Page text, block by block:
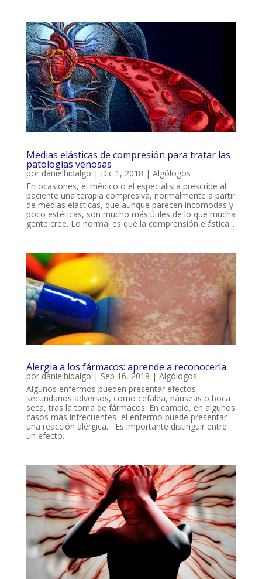
Medias elásticas de compresión para tratar las
patologías venosas
por danielhidalgo | Dic 1, 2018 | Algólogos
En ocasiones, el médico o el especialista prescribe al
paciente una terapia compresiva, normalmente a partir
de medias elásticas, que aunque parecen incómodas y
poco estéticas, son mucho más útiles de lo que mucha
gente cree. Lo normal es que la comprensión elástica...
Alergia a los fármacos: aprende a reconocerla
por danielhidalgo | Sep 16, 2018 | Algólogos
Algunos enfermos pueden presentar efectos
secundarios adversos, como cefalea, náuseas o boca
seca, tras la toma de fármacos. En cambio, en algunos
casos más infrecuentes el enfermo puede presentar
una reacción alérgica. Es importante distinguir entre
un efecto...